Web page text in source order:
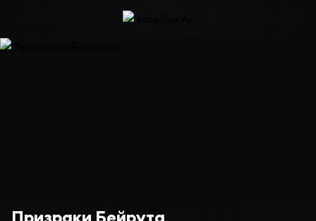
Призраки Бейрута